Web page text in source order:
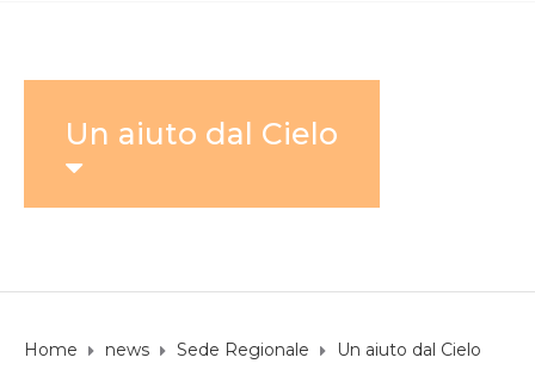
Un aiuto dal Cielo
Home news Sede Regionale Un aiuto dal Cielo